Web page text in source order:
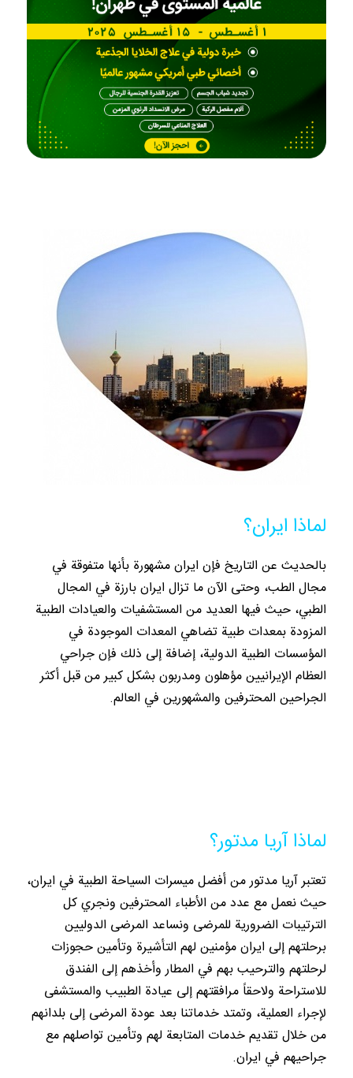
لماذا ايران؟
بالحديث عن التاريخ فإن ايران مشهورة بأنها متفوقة في
مجال الطب، وحتى الآن ما تزال ايران بارزة في المجال
الطبي، حيث فيها العديد من المستشفيات والعيادات الطبية
المزودة بمعدات طبية تضاهي المعدات الموجودة في
المؤسسات الطبية الدولية، إضافة إلى ذلك فإن جراحي
العظام الإيرانيين مؤهلون ومدربون بشكل كبير من قبل أكثر
الجراحين المحترفين والمشهورين في العالم.
لماذا آريا مدتور؟
تعتبر آريا مدتور من أفضل ميسرات السياحة الطبية في ايران،
حيث نعمل مع عدد من الأطباء المحترفين ونجري كل
الترتيبات الضرورية للمرضى ونساعد المرضى الدوليين
برحلتهم إلى ايران مؤمنين لهم التأشيرة وتأمين حجوزات
لرحلتهم والترحيب بهم في المطار وأخذهم إلى الفندق
للاستراحة ولاحقاً مرافقتهم إلى عيادة الطبيب والمستشفى
لإجراء العملية، وتمتد خدماتنا بعد عودة المرضى إلى بلدانهم
من خلال تقديم خدمات المتابعة لهم وتأمين تواصلهم مع
جراحيهم في ايران.